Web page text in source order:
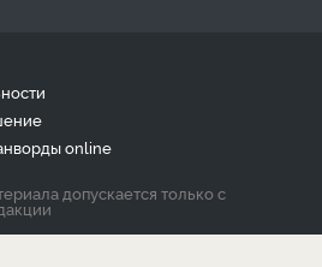
online
допускается только с